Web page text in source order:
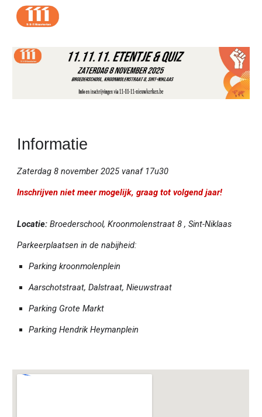
Skip to main content
Informatie
Zaterdag8 november 2025 vanaf 17u30
Inschrijven niet meer mogelijk, graag tot volgend jaar!
Locatie: Broederschool, Kroonmolenstraat 8 , Sint-Niklaas
Parkeerplaatsen in de nabijheid:
Parking kroonmolenplein
Aarschotstraat, Dalstraat, Nieuwstraat
Parking Grote Markt
Parking Hendrik Heymanplein